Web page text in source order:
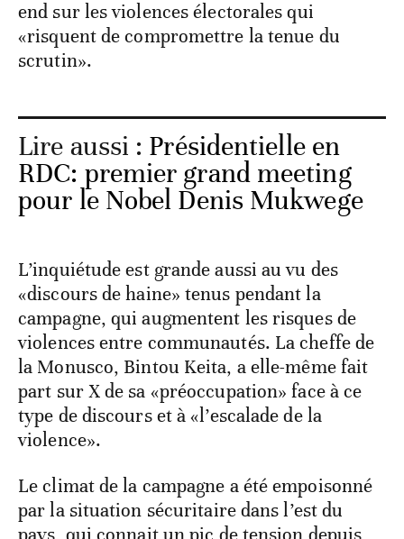
end sur les violences électorales qui
«risquent de compromettre la tenue du
scrutin».
Lire aussi : Présidentielle en
RDC: premier grand meeting
pour le Nobel Denis Mukwege
L’inquiétude est grande aussi au vu des
«discours de haine» tenus pendant la
campagne, qui augmentent les risques de
violences entre communautés. La cheffe de
la Monusco, Bintou Keita, a elle-même fait
part sur X de sa «préoccupation» face à ce
type de discours et à «l’escalade de la
violence».
Le climat de la campagne a été empoisonné
par la situation sécuritaire dans l’est du